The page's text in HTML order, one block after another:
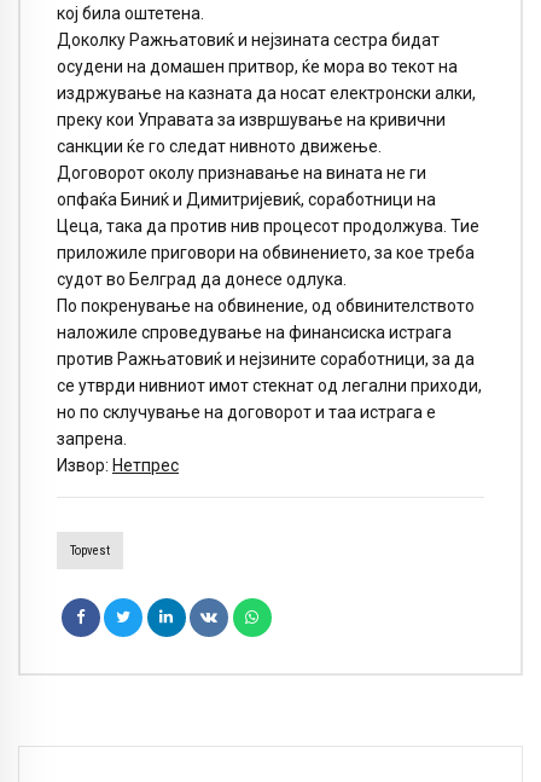
кој била оштетена.
Доколку Ражњатовиќ и нејзината сестра бидат
осудени на домашен притвор, ќе мора во текот на
издржување на казната да носат електронски алки,
преку кои Управата за извршување на кривични
санкции ќе го следат нивното движење.
Договорот околу признавање на вината не ги
опфаќа Биниќ и Димитријевиќ, соработници на
Цеца, така да против нив процесот продолжува. Тие
приложиле приговори на обвинението, за кое треба
судот во Белград да донесе одлука.
По покренување на обвинение, од обвинителството
наложиле спроведување на финансиска истрага
против Ражњатовиќ и нејзините соработници, за да
се утврди нивниот имот стекнат од легални приходи,
но по склучување на договорот и таа истрага е
запрена.
Извор: Нетпрес
Topvest